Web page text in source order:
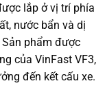
lắp ở vị trí phía
nước bẩn và dị
phẩm được
của VinFast VF3,
đến kết cấu xe.